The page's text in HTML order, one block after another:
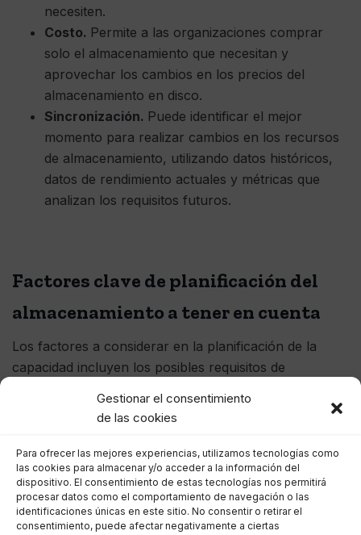
Gestionar el consentimiento
de las cookies
Para ofrecer las mejores experiencias, utilizamos tecnologías como
las cookies para almacenar y/o acceder a la información del
dispositivo. El consentimiento de estas tecnologías nos permitirá
procesar datos como el comportamiento de navegación o las
identificaciones únicas en este sitio. No consentir o retirar el
consentimiento, puede afectar negativamente a ciertas
necesiten.
Costo. Permite a las organizaciones comprar
solo el almacenamiento que necesitan y
aprovechar los cambios en los precios del
almacenamiento en disco.
Sincronización. Puede identificar el mejor
momento para realizar cambios en los recursos
de almacenamiento, utilizando datos históricos,
datos de rendimiento actuales y métricas que
analizan los requisitos futuros.
Factores clave de planificación del
almacenamiento a tener en cuenta
Los factores a considerar en la planificación de la
capacidad incluyen los posibles requisitos de
futuros. También se debe considerar la arquitectura de
almacenamiento en niveles permite que los elementos
a los que se accede con menos frecuencia se muevan
a un tipo de almacenamiento más bajo y menos
costoso, lo que libera niveles más rápidos y más